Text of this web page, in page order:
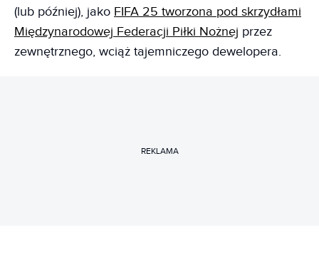
(lub później), jako FIFA 25 tworzona pod skrzydłami
Międzynarodowej Federacji Piłki Nożnej przez
zewnętrznego, wciąż tajemniczego dewelopera.
REKLAMA